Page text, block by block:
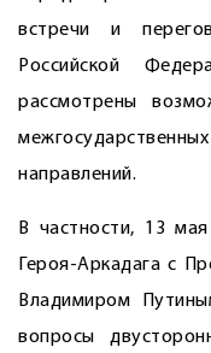
встречи и
Российской
рассмотрены
направлений.
В частности, 13
Героя-Аркадага с
Владимиром
вопросы